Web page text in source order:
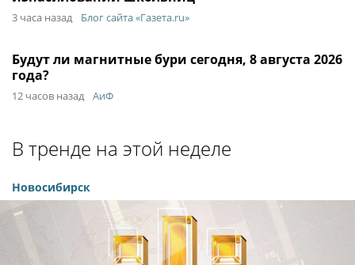
3 часа назад Блог сайта «Газета.ru»
Будут ли магнитные бури сегодня, 8 августа 2026
года?
12 часов назад АиФ
В тренде на этой неделе
Новосибирск